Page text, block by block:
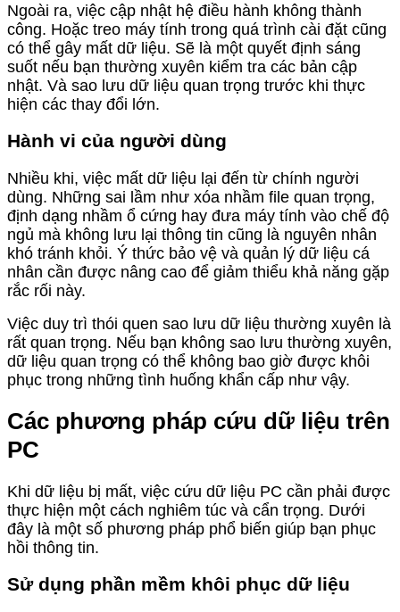
Ngoài ra, việc cập nhật hệ điều hành không thành
công. Hoặc treo máy tính trong quá trình cài đặt cũng
có thể gây mất dữ liệu. Sẽ là một quyết định sáng
suốt nếu bạn thường xuyên kiểm tra các bản cập
nhật. Và sao lưu dữ liệu quan trọng trước khi thực
hiện các thay đổi lớn.
Hành vi của người dùng
Nhiều khi, việc mất dữ liệu lại đến từ chính người
dùng. Những sai lầm như xóa nhầm file quan trọng,
định dạng nhầm ổ cứng hay đưa máy tính vào chế độ
ngủ mà không lưu lại thông tin cũng là nguyên nhân
khó tránh khỏi. Ý thức bảo vệ và quản lý dữ liệu cá
nhân cần được nâng cao để giảm thiểu khả năng gặp
rắc rối này.
Việc duy trì thói quen sao lưu dữ liệu thường xuyên là
rất quan trọng. Nếu bạn không sao lưu thường xuyên,
dữ liệu quan trọng có thể không bao giờ được khôi
phục trong những tình huống khẩn cấp như vậy.
Các phương pháp cứu dữ liệu trên
PC
Khi dữ liệu bị mất, việc cứu dữ liệu PC cần phải được
thực hiện một cách nghiêm túc và cẩn trọng. Dưới
đây là một số phương pháp phổ biến giúp bạn phục
hồi thông tin.
Sử dụng phần mềm khôi phục dữ liệu